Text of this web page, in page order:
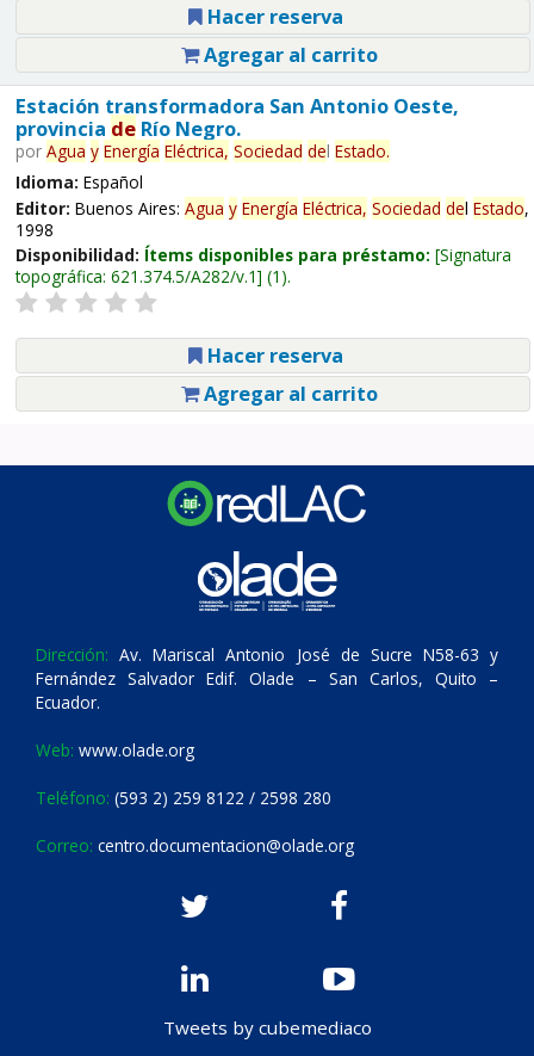
Hacer reserva
Agregar al carrito
Estación transformadora San Antonio Oeste,
provincia deRío Negro.
por Agua y Energía Eléctrica, Sociedad del Estado.
Idioma: Español
Editor: Buenos Aires: Agua y Energía Eléctrica, Sociedad del Estado,
1998
Disponibilidad: Ítems disponibles para préstamo: Signatura
topográfica: 621.374.5/A282/v.1 (1).
Hacer reserva
Agregar al carrito
Dirección: Av. Mariscal Antonio José de Sucre N58-63 y
Fernández Salvador Edif. Olade – San Carlos, Quito –
Ecuador.
Web: www.olade.org
Teléfono: (593 2) 259 8122 / 2598 280
Correo: centro.documentacion@olade.org
Tweets by cubemediaco